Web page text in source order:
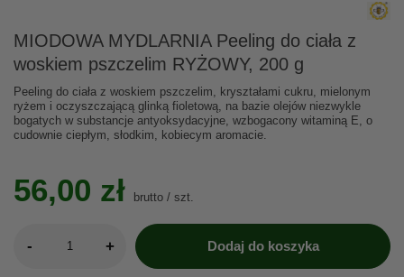
MIODOWA MYDLARNIA Peeling do ciała z
woskiem pszczelim RYŻOWY, 200 g
Peeling do ciała z woskiem pszczelim, kryształami cukru, mielonym
ryżem i oczyszczającą glinką fioletową, na bazie olejów niezwykle
bogatych w substancje antyoksydacyjne, wzbogacony witaminą E, o
cudownie ciepłym, słodkim, kobiecym aromacie.
56,00 zł brutto / szt.
- + Dodaj do koszyka